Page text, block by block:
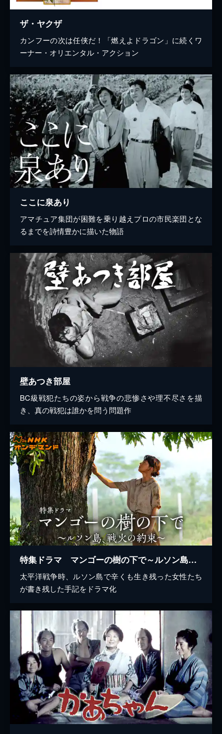
ザ・ヤクザ
カンフーの次は任侠だ！「燃えよドラゴン」に続くワ
ーナー・オリエンタル・アクション
ここに泉あり
アマチュア集団が困難を乗り越えプロの市民楽団とな
るまでを詩情豊かに描いた物語
壁あつき部屋
BC級戦犯たちの姿から戦争の悲惨さや理不尽さを描
き、真の戦犯は誰かを問う問題作
特集ドラマ マンゴーの樹の下で～ルソン島、戦火の約束～
太平洋戦争時、ルソン島で辛くも生き残った女性たち
が書き残した手記をドラマ化